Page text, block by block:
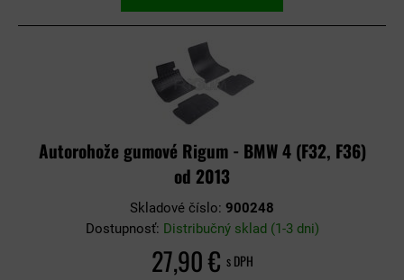
Autorohože gumové Rigum - BMW 4 (F32, F36)
od 2013
Skladové číslo: 900248
Dostupnosť: Distribučný sklad (1-3 dni)
27,90 € s DPH